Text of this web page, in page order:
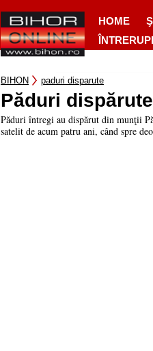
HOME
BIHON paduri disparute
Păduri
Păduri întregi au dispărut din munţii
satelit de acum patru ani, când spre